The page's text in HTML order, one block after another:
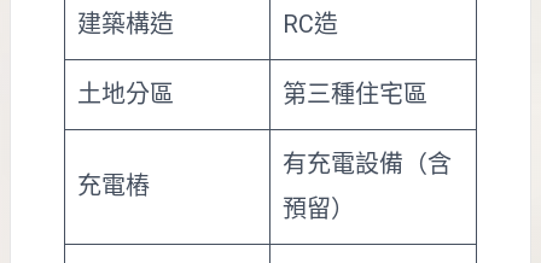
建築構造 RC造
土地分區 第三種住宅區
充電樁
有充電設備（含
預留）